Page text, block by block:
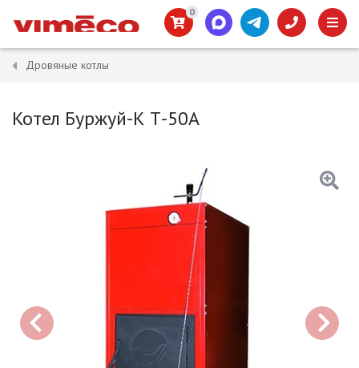
0
Дровяные котлы
Котел Буржуй-К Т-50А